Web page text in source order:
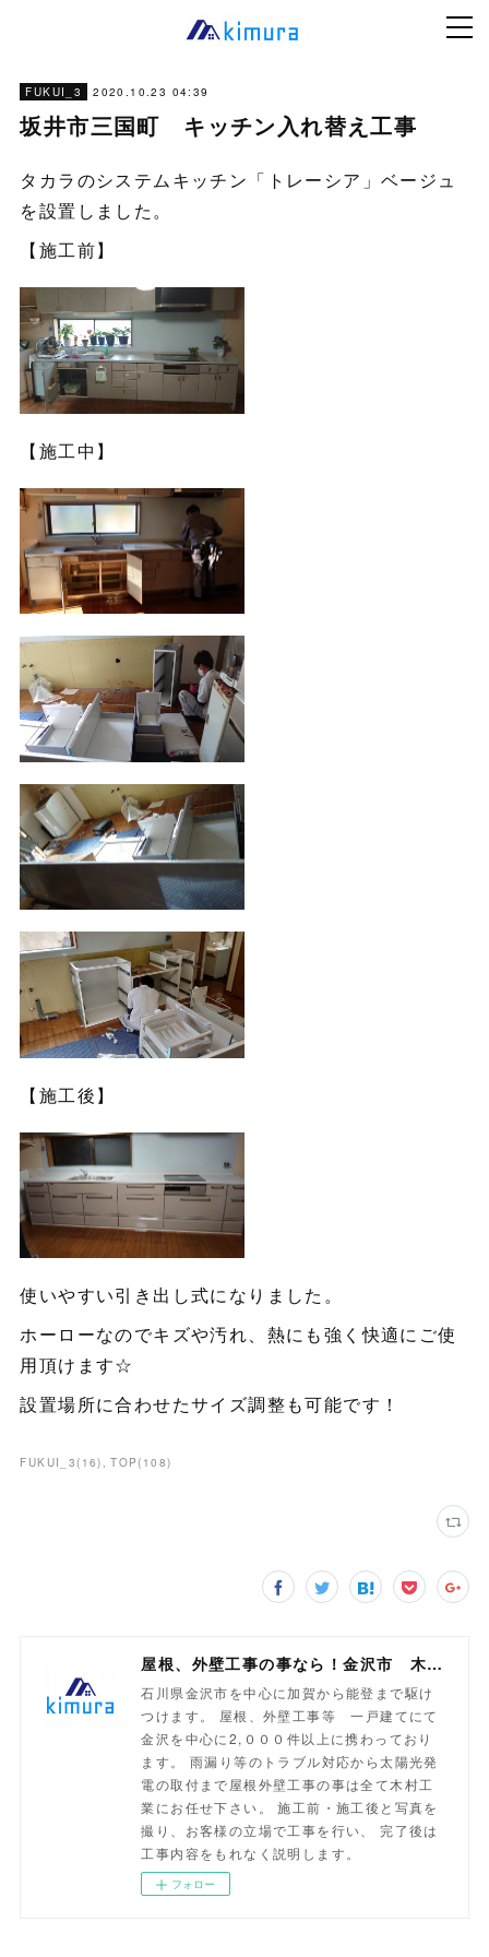
FUKUI_3 2020.10.23 04:39
坂井市三国町 キッチン入れ替え工事
タカラのシステムキッチン「トレーシア」ベージュ
を設置しました。
【施工前】
【施工中】
【施工後】
使いやすい引き出し式になりました。
ホーローなのでキズや汚れ、熱にも強く快適にご使
用頂けます☆
設置場所に合わせたサイズ調整も可能です！
FUKUI_3( 16) TOP( 108)
屋根、外壁工事の事なら！金沢市 木村工業
石川県金沢市を中心に加賀から能登まで駆け
つけます。 屋根、外壁工事等 一戸建てにて
金沢を中心に2,０００件以上に携わっており
ます。 雨漏り等のトラブル対応から太陽光発
電の取付まで屋根外壁工事の事は全て木村工
業にお任せ下さい。 施工前・施工後と写真を
撮り、お客様の立場で工事を行い、 完了後は
工事内容をもれなく説明します。
フォロー